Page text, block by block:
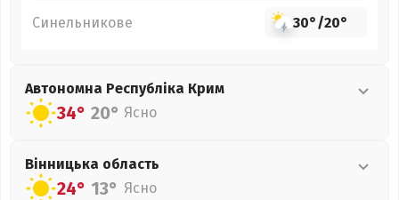
Синельникове 30°/20°
Автономна Республіка Крим
34° 20° Ясно
Вінницька область
24° 13° Ясно